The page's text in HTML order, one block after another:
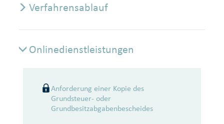
Verfahrensablauf
Onlinedienstleistungen
Onlinedienstleistungen
Anforderung einer Kopie des
Grundsteuer- oder
Grundbesitzabgabenbescheides